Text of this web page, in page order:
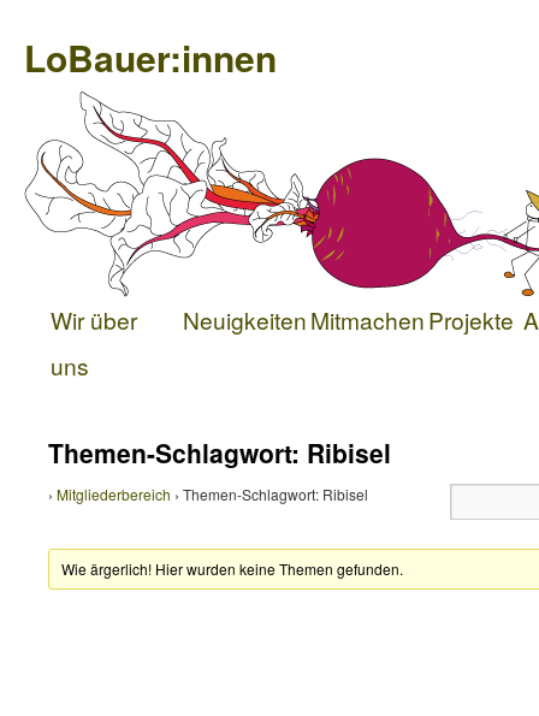
LoBauer:innen
Wir über
uns
NeuigkeitenMitmachenProjekte
Themen-Schlagwort: Ribisel
› Mitgliederbereich › Themen-Schlagwort: Ribisel
Wie ärgerlich! Hier wurden keine Themen gefunden.